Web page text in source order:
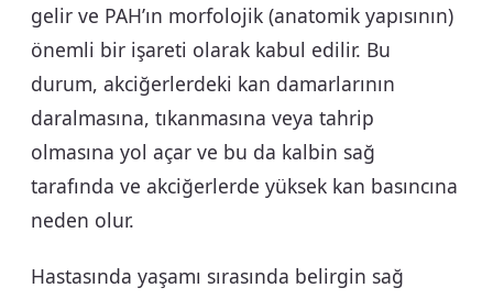
gelir ve PAH’ın morfolojik (anatomik yapısının)
önemli bir işareti olarak kabul edilir. Bu
durum, akciğerlerdeki kan damarlarının
daralmasına, tıkanmasına veya tahrip
olmasına yol açar ve bu da kalbin sağ
tarafında ve akciğerlerde yüksek kan basıncına
neden olur.
Hastasında yaşamı sırasında belirgin sağ